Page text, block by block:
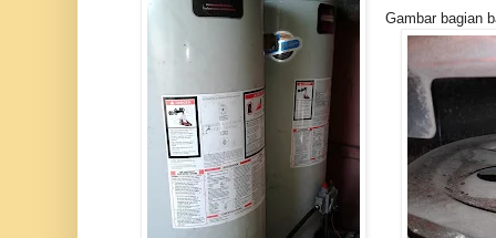
Gambar bagian